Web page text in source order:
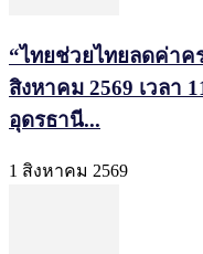
“ไทยช่วยไทยลดค่าค
สิงหาคม 2569 เวลา
อุดรธานี...
1 สิงหาคม 2569